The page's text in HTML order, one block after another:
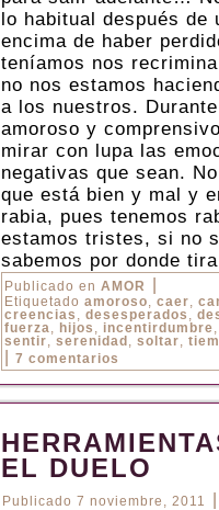
lo habitual después de
encima de haber
teníamos nos
no nos estamos
a los nuestros.
amoroso y
mirar con lupa las
negativas que sean.
que está bien y mal y
rabia, pues tenemos
estamos tristes, si no
sabemos por donde
Publicado en AMOR
Etiquetado amoroso, caer,
creencias , desesperados ,
fuerza, hijos , incentirdumbre
sentir, serenidad , soltar,
7 comentarios
EL DUELO
Publicado 7 noviembre, 2011